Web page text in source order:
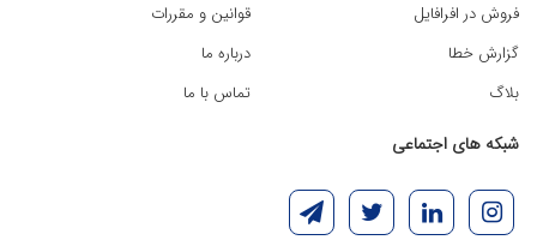
فروش در افرافایل
گزارش خطا
بلاگ
قوانین و مقررات
درباره ما
تماس با ما
شبکه های اجتماعی